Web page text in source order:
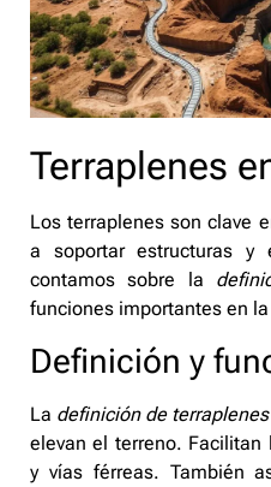
Terraplenes
Los terraplenes son clave
a soportar estructuras y
contamos sobre la
funciones importantes en
Definición y
La definición de terraplenes
elevan el terreno.
y vías férreas. También